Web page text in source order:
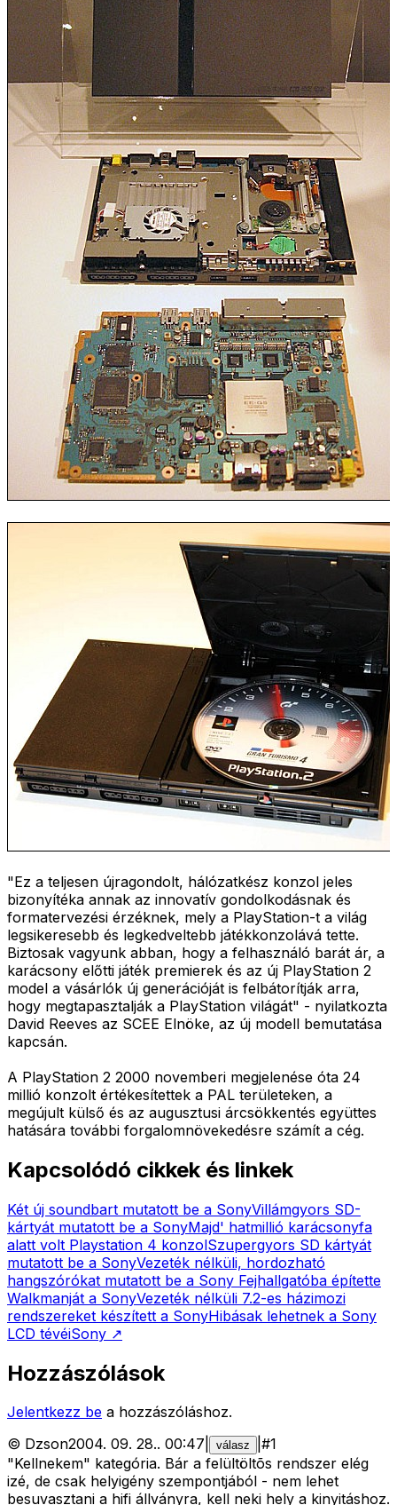
"Ez a teljesen újragondolt, hálózatkész konzol jeles
bizonyítéka annak az innovatív gondolkodásnak és
formatervezési érzéknek, mely a PlayStation-t a világ
legsikeresebb és legkedveltebb játékkonzolává tette.
Biztosak vagyunk abban, hogy a felhasználó barát ár, a
karácsony előtti játék premierek és az új PlayStation 2
model a vásárlók új generációját is felbátorítják arra,
hogy megtapasztalják a PlayStation világát" - nyilatkozta
David Reeves az SCEE Elnöke, az új modell bemutatása
kapcsán.
A PlayStation 2 2000 novemberi megjelenése óta 24
millió konzolt értékesítettek a PAL területeken, a
megújult külső és az augusztusi árcsökkentés együttes
hatására további forgalomnövekedésre számít a cég.
Kapcsolódó cikkek és linkek
Két új soundbart mutatott be a SonyVillámgyors SD-
kártyát mutatott be a SonyMajd' hatmillió karácsonyfa
alatt volt Playstation 4 konzolSzupergyors SD kártyát
mutatott be a SonyVezeték nélküli, hordozható
hangszórókat mutatott be a Sony Fejhallgatóba építette
Walkmanját a SonyVezeték nélküli 7.2-es házimozi
rendszereket készített a SonyHibásak lehetnek a Sony
LCD tévéiSony ↗
Hozzászólások
Jelentkezz be a hozzászóláshoz.
© Dzson2004. 09. 28.. 00:47 válasz #1
"Kellnekem" kategória. Bár a felültöltõs rendszer elég
izé, de csak helyigény szempontjából - nem lehet
besuvasztani a hifi állványra, kell neki hely a kinyitáshoz.